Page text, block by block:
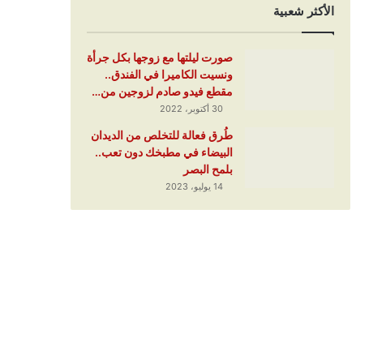
الأكثر شعبية
صورت ليلتها مع زوجها بكل جرأة
ونسيت الكاميرا في الفندق..
مقطع فيدو صادم لزوجين من…
30 أكتوبر، 2022
طُرق فعالة للتخلص من الديدان
البيضاء في مطبخك دون تعب..
بلمح البصر
14 يوليو، 2023